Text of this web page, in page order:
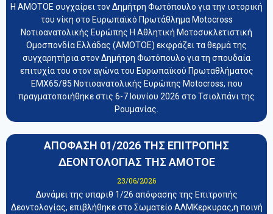
Η ΑΜΟΤΟΕ συγχαίρει τον Δημήτρη Φωτόπουλο για την ιστορική
του νίκη στο Ευρωπαϊκό Πρωτάθλημα Motocross
Νοτιοανατολικής Ευρώπης Η Αθλητική Μοτοσυκλετιστική
Ομοσπονδία Ελλάδας (ΑΜΟΤΟΕ) εκφράζει τα θερμά της
συγχαρητήρια στον Δημήτρη Φωτόπουλο για τη σπουδαία
επιτυχία του στον αγώνα του Ευρωπαϊκού Πρωταθλήματος
EMX65/85 Νοτιοανατολικής Ευρώπης Motocross, που
πραγματοποιήθηκε στις 6-7 Ιουνίου 2026 στο Τσιολπάνι της
Ρουμανίας.
ΑΠΟΦΑΣΗ 01/2026 ΤΗΣ ΕΠΙΤΡΟΠΗΣ
ΔΕΟΝΤΟΛΟΓΙΑΣ ΤΗΣ ΑΜΟΤΟΕ
23/06/2026
Δυνάμει της υπαριθ 1/26 απόφασης της Επιτροπής
Δεοντολογίας, επιβλήθηκε στο Σωματείο ΑΛΜΚερκυρας,η ποινή